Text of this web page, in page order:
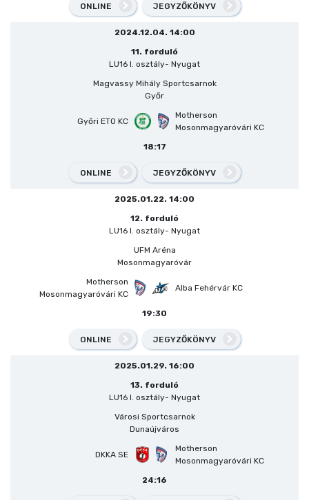
ONLINE JEGYZŐKÖNYV
2024.12.04. 14:00
11. forduló
LU16 I. osztály- Nyugat
Magvassy Mihály Sportcsarnok
Győr
Győri ETO KC
Motherson
Mosonmagyaróvári KC
18:17
ONLINE JEGYZŐKÖNYV
2025.01.22. 14:00
12. forduló
LU16 I. osztály- Nyugat
UFM Aréna
Mosonmagyaróvár
Motherson
Mosonmagyaróvári KC
Alba Fehérvár KC
19:30
ONLINE JEGYZŐKÖNYV
2025.01.29. 16:00
13. forduló
LU16 I. osztály- Nyugat
Városi Sportcsarnok
Dunaújváros
DKKA SE
Motherson
Mosonmagyaróvári KC
24:16